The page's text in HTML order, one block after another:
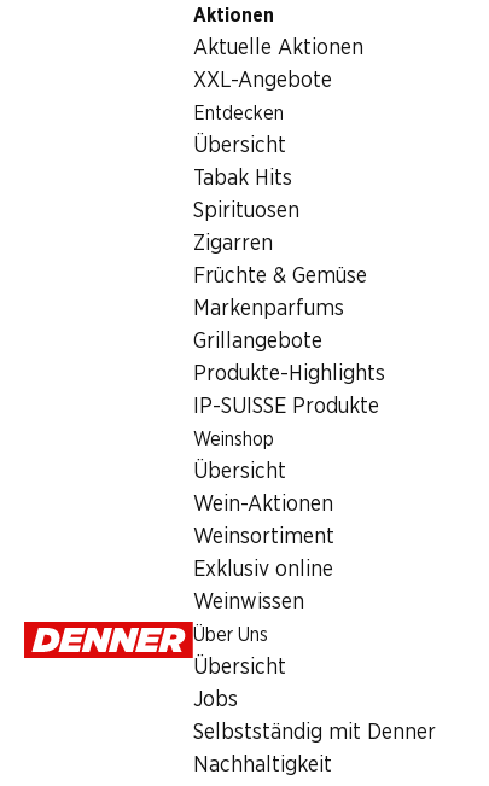
Aktionen
Aktuelle Aktionen
XXL-Angebote
Entdecken
Übersicht
Tabak Hits
Spirituosen
Zigarren
Früchte & Gemüse
Markenparfums
Grillangebote
Produkte-Highlights
IP-SUISSE Produkte
Weinshop
Übersicht
Wein-Aktionen
Weinsortiment
Exklusiv online
Weinwissen
Über Uns
Übersicht
Jobs
Selbstständig mit Denner
Nachhaltigkeit
Sonstiges
Hendrick’s Lunar Gin
*Nur in der deutschen und italienischen Schweiz erhältlich